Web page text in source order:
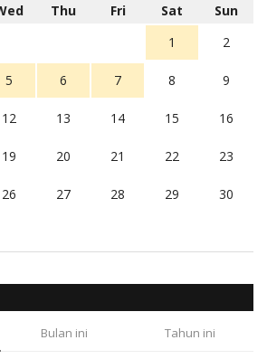
Thu Fri Sat
Sun
1
2
5 6 7 8 9
12 13 14 15 16
19 20 21 22 23
26 27 28 29 30
Bulan ini Tahun ini